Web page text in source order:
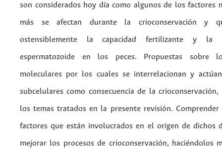
son considerados hoy día como algunos de los factores
más se afectan durante la crioconservación y
ostensiblemente la capacidad fertilizante y la
espermatozoide en los peces. Propuestas sobre
moleculares por los cuales se interrelacionan y
subcelulares como consecuencia de la
los temas tratados en la presente revisión.
factores que están involucrados en el origen de dichos
mejorar los procesos de crioconservación, haciéndolos